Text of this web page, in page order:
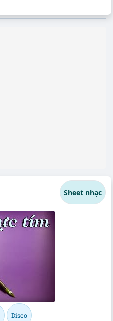
Sheet nhạc
Disco